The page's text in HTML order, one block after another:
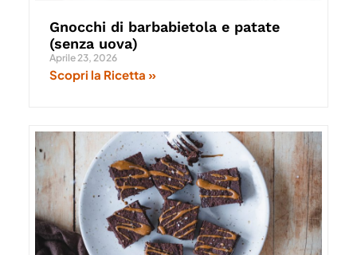
Gnocchi di barbabietola e patate
(senza uova)
Aprile 23, 2026
Scopri la Ricetta »